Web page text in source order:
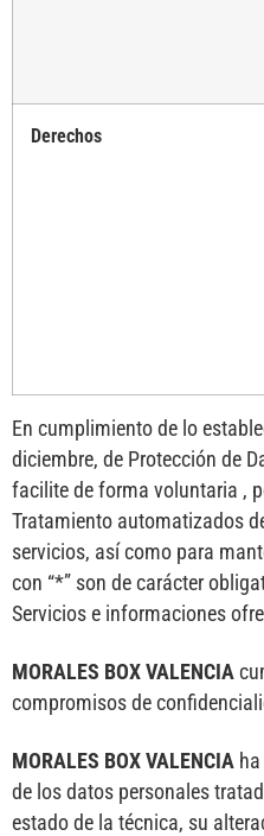
Derechos
En cumplimiento de lo
diciembre, de Protección de
facilite de forma voluntaria ,
Tratamiento automatizados
servicios, así como para
con “*” son de carácter
Servicios e informaciones
MORALES BOX VALENCIA
compromisos de
MORALES BOX VALENCIA
de los datos personales
estado de la técnica, su